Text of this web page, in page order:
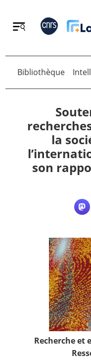
Retour
Tous les articles
Qui sommes nous ?
Nous suivre
Retour
Bibliothèque
la
son
Recherche et